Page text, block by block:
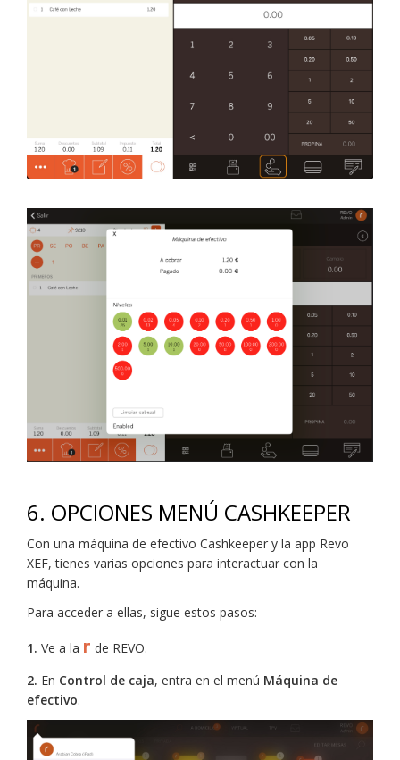
6. OPCIONES MENÚ CASHKEEPER
Con una máquina de efectivo Cashkeeper y la app Revo
XEF, tienes varias opciones para interactuar con la
máquina.
Para acceder a ellas, sigue estos pasos:
1. Ve a la r de REVO.
2. En Control de caja, entra en el menú Máquina de
efectivo.